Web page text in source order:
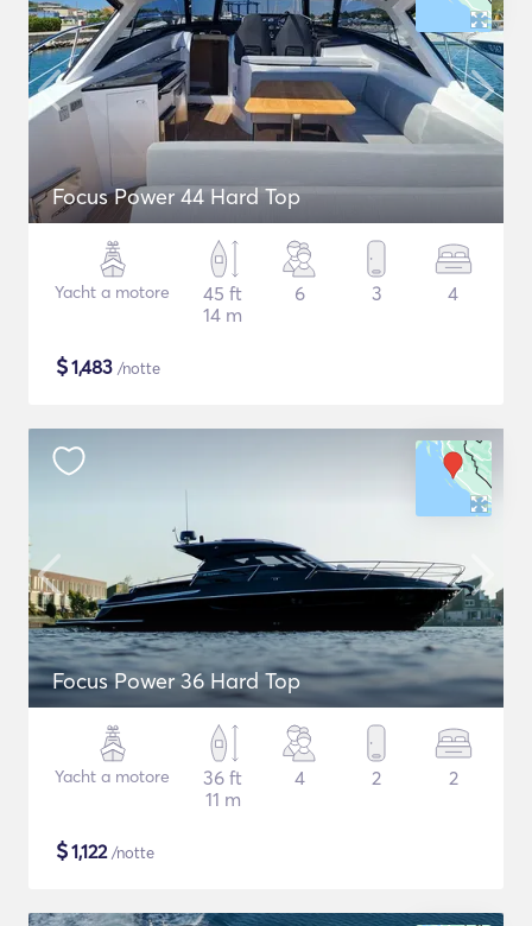
Focus Power 44 Hard Top
Yacht a motore
45 ft
14 m
6 3 4
$1,483 /notte
Focus Power 36 Hard Top
Yacht a motore
36 ft
11 m
4 2 2
$1,122/notte